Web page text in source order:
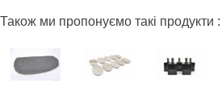
Також ми пропонуємо такі продукти :